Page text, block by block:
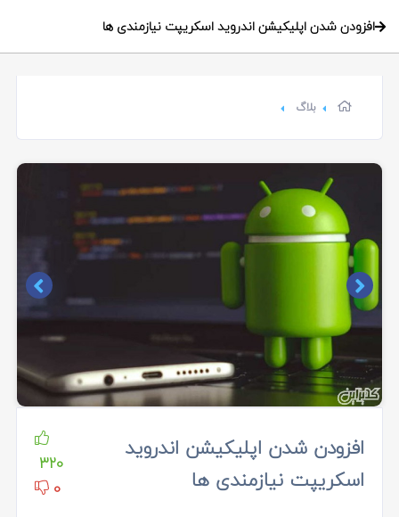
افزودن شدن اپلیکیشن اندروید اسکریپت نیازمندی ها
بلاگ
افزودن شدن اپلیکیشن اندروید
اسکریپت نیازمندی ها
320
0